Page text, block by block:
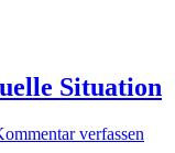
Situation
verfassen